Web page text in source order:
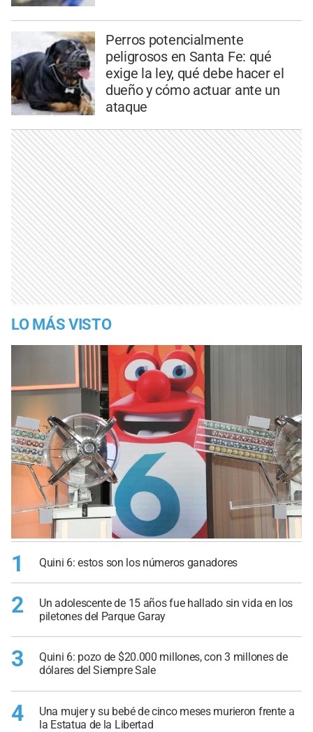
Perros potencialmente
peligrosos en Santa Fe: qué
exige la ley, qué debe hacer el
dueño y cómo actuar ante un
ataque
LO MÁS VISTO
1 Quini 6: estos son los números ganadores
2
Un adolescente de 15 años fue hallado sin vida en los
piletones del Parque Garay
3
Quini 6: pozo de $20.000 millones, con 3 millones de
dólares del Siempre Sale
4
Una mujer y su bebé de cinco meses murieron frente a
la Estatua de la Libertad